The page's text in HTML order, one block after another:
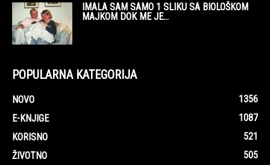
IMALA SAM SAMO 1 SLIKU SA BIOLOŠKOM
MAJKOM DOK ME JE...
POPULARNA KATEGORIJA
NOVO
1356
E-KNJIGE
1087
KORISNO
521
ŽIVOTNO
505